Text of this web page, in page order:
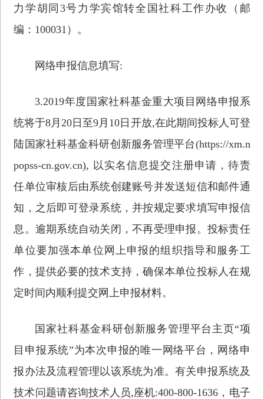
力学胡同3号力学宾馆转全国社科工作办收（邮
编：100031）。
网络申报信息填写:
3.2019年度国家社科基金重大项目网络申报系
统将于8月20日至9月10日开放,在此期间投标人可登
陆国家社科基金科研创新服务管理平台(https://xm.n
popss-cn.gov.cn), 以实名信息提交注册申请，待责
任单位审核后由系统创建账号并发送短信和邮件通
知，之后即可登录系统，并按规定要求填写申报信
息。逾期系统自动关闭，不再受理申报。投标责任
单位要加强本单位网上申报的组织指导和服务工
作，提供必要的技术支持，确保本单位投标人在规
定时间内顺利提交网上申报材料。
国家社科基金科研创新服务管理平台主页“项
目申报系统”为本次申报的唯一网络平台，网络申
报办法及流程管理以该系统为准。有关申报系统及
技术问题请咨询技术人员,座机:400-800-1636，电子